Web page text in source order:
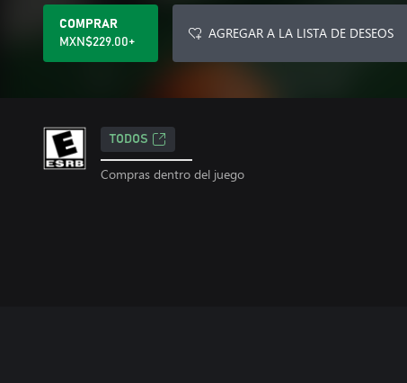
COMPRAR
MXN$229.00+
AGREGAR A LA LISTA DE DESEOS
TODOS
Compras dentro del juego